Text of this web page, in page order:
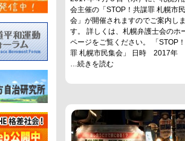
会主催の「STOP！共謀罪 札幌市
会」が開催されますのでご案内し
す。 詳しくは、札幌弁護士会のホ
ページをご覧ください。 「STOP
罪 札幌市民集会」 日時 2017年
…続きを読む